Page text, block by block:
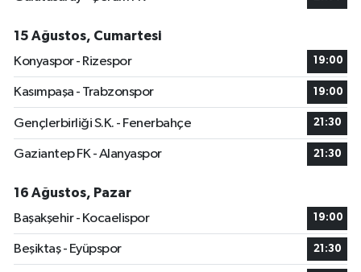
15 Ağustos, Cumartesi
Konyaspor - Rizespor
19:00
Kasımpaşa - Trabzonspor 19:00
Gençlerbirliği S.K. - Fenerbahçe 21:30
Gaziantep FK - Alanyaspor 21:30
16 Ağustos, Pazar
Başakşehir - Kocaelispor
19:00
Beşiktaş - Eyüpspor 21:30